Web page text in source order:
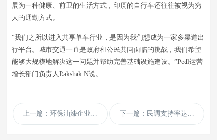
展为一种健康、前卫的生活方式，印度的自行车还往往被视为穷
人的通勤方式。
“我们之所以进入共享单车行业，是因为我们想成为一家多渠道出
行平台。城市交通一直是政府和公民共同面临的挑战，我们希望
能够大规模地解决这一问题并帮助完善基础设施建设。”Pedl运营
增长部门负责人Rakshak N说。
上一篇：环保油漆企业通用dedecms模板 下一篇：民调支持率达标 这个华裔参选人获初选辩论资格